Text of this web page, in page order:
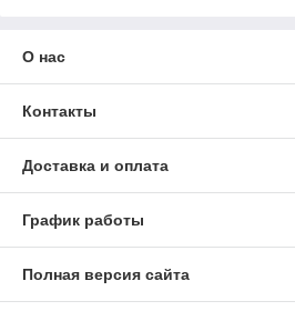
О нас
Контакты
Доставка и оплата
График работы
Полная версия сайта